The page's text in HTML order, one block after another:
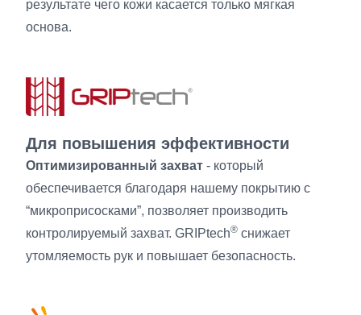
результате чего кожи касается только мягкая
основа.
Для повышения эффективности
Оптимизированный захват - который
обеспечивается благодаря нашему покрытию с
“микроприсосками”, позволяет производить
контролируемый захват. GRIPtech® снижает
утомляемость рук и повышает безопасность.